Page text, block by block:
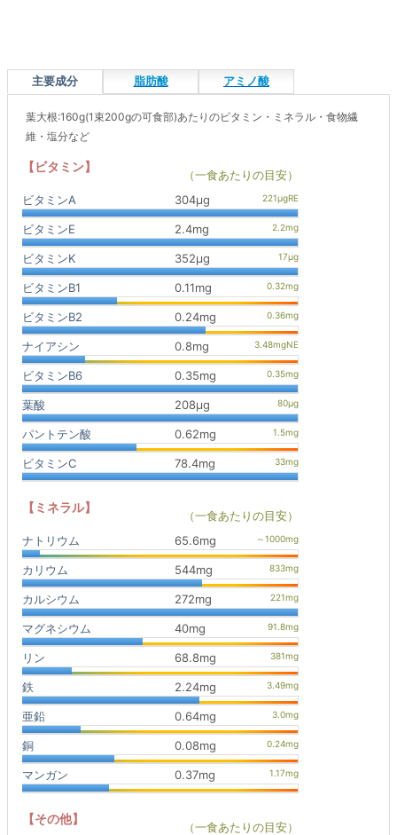
主要成分 脂肪酸 アミノ酸
葉大根:160g(1束200gの可食部)あたりのビタミン・ミネラル・食物繊
維・塩分など
【ビタミン】
（一食あたりの目安）
ビタミンA
304μg
ビタミンE 2.4mg
ビタミンK 352μg
ビタミンB1 0.11mg
ビタミンB2 0.24mg
ナイアシン 0.8mg
ビタミンB6 0.35mg
葉酸 208μg
パントテン酸 0.62mg
ビタミンC 78.4mg
【ミネラル】
（一食あたりの目安）
ナトリウム
65.6mg
カリウム 544mg
カルシウム 272mg
マグネシウム 40mg
リン 68.8mg
鉄 2.24mg
亜鉛 0.64mg
銅 0.08mg
マンガン 0.37mg
【その他】
（一食あたりの目安）